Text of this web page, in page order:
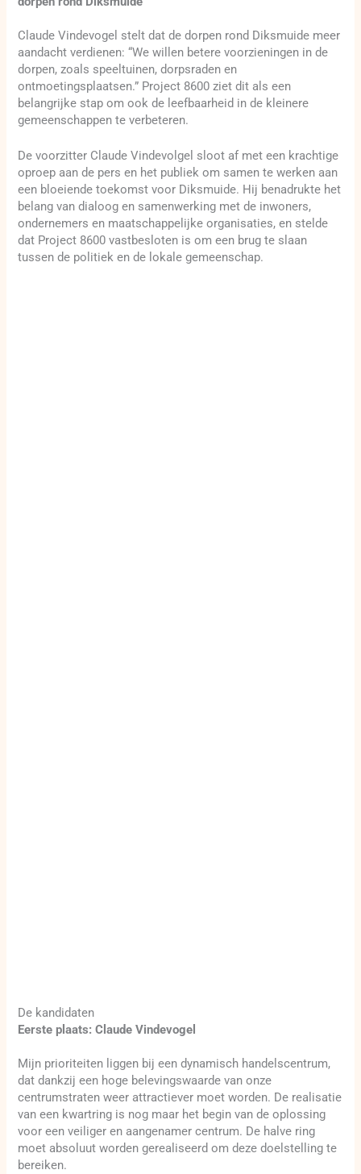
Claude Vindevogel stelt dat de dorpen rond Diksmuide meer
aandacht verdienen: “We willen betere voorzieningen in de
dorpen, zoals speeltuinen, dorpsraden en
ontmoetingsplaatsen.” Project 8600 ziet dit als een
belangrijke stap om ook de leefbaarheid in de kleinere
gemeenschappen te verbeteren.
De voorzitter Claude Vindevolgel sloot af met een krachtige
oproep aan de pers en het publiek om samen te werken aan
een bloeiende toekomst voor Diksmuide. Hij benadrukte het
belang van dialoog en samenwerking met de inwoners,
ondernemers en maatschappelijke organisaties, en stelde
dat Project 8600 vastbesloten is om een brug te slaan
tussen de politiek en de lokale gemeenschap.
De kandidaten
Eerste plaats: Claude Vindevogel
Mijn prioriteiten liggen bij een dynamisch handelscentrum,
dat dankzij een hoge belevingswaarde van onze
centrumstraten weer attractiever moet worden. De realisatie
van een kwartring is nog maar het begin van de oplossing
voor een veiliger en aangenamer centrum. De halve ring
moet absoluut worden gerealiseerd om deze doelstelling te
bereiken.